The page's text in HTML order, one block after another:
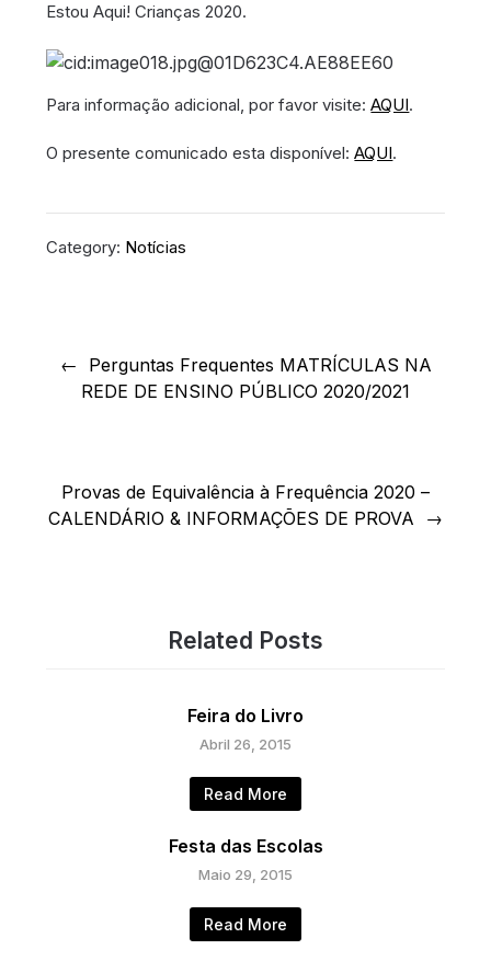
Estou Aqui! Crianças 2020.
Para informação adicional, por favor visite:AQUI.
O presente comunicado esta disponível:AQUI.
Category: Notícias
artigos
Perguntas Frequentes MATRÍCULAS NA
REDE DE ENSINO PÚBLICO 2020/2021
Provas de Equivalência à Frequência 2020 –
CALENDÁRIO & INFORMAÇÕES DE PROVA
Related Posts
Feira do Livro
Abril 26, 2015
Read More
Festa das Escolas
Maio 29, 2015
Read More